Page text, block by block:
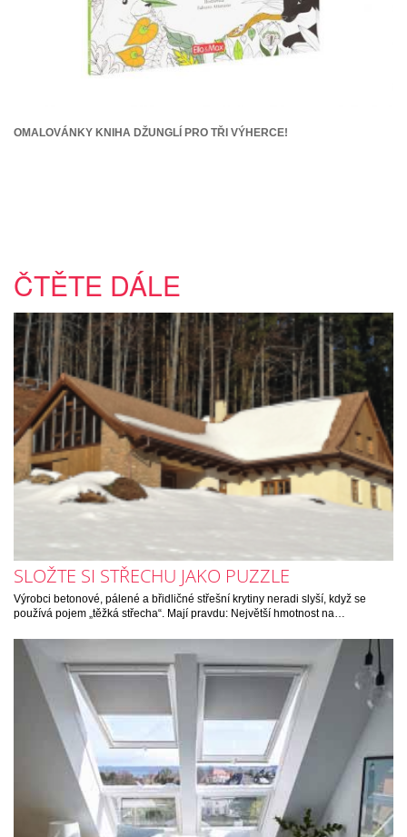
OMALOVÁNKY KNIHA DŽUNGLÍ PRO TŘI VÝHERCE!
ČTĚTE DÁLE
SLOŽTE SI STŘECHU JAKO PUZZLE
Výrobci betonové, pálené a břidličné střešní krytiny neradi slyší, když se
používá pojem „těžká střecha“. Mají pravdu: Největší hmotnost na…